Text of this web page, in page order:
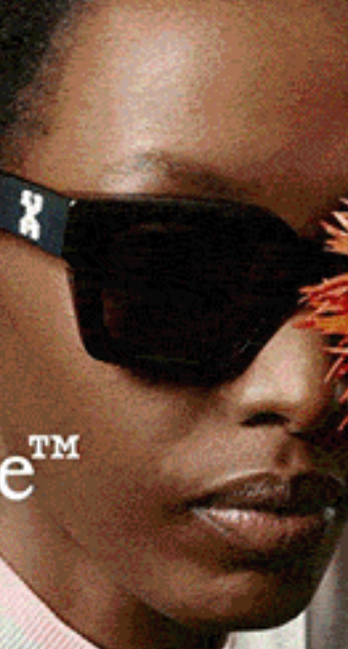
al traffico il tratto compreso tra il km 50 e
Centrale Nuorese” sarà chiusa questa notte in
di Nuoro, per consentire un intervento di
di oggi alle 6:00 di domani, nel tratto compreso tra il
di chiusura, il traffico verrà deviato lungo un